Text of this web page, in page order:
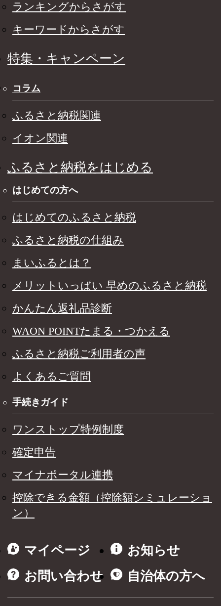
ランキングからさがす
キーワードからさがす
特集・キャンペーン
コラム
ふるさと納税関連
イオン関連
ふるさと納税をはじめる
はじめての方へ
はじめてのふるさと納税
ふるさと納税の仕組み
まいふるとは？
メリットいっぱい 早めのふるさと納税
かんたん返礼品診断
WAON POINTたまる・つかえる
ふるさと納税ご利用者の声
よくあるご質問
手続きガイド
ワンストップ特例制度
確定申告
マイナポータル連携
控除できる金額（控除額シミュレーショ
ン）
マイページ
お知らせ
お問い合わせ
自治体の方へ